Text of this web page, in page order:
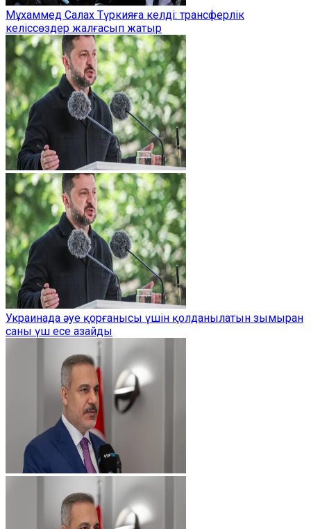
Мұхаммед Салах Түркияға келді: трансферлік
келіссөздер жалғасып жатыр
Украинада әуе қорғанысы үшін қолданылатын зымыран
саны үш есе азайды